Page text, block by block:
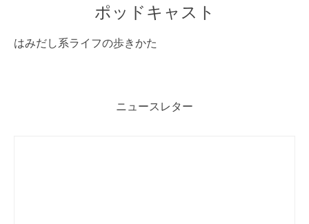
ポッドキャスト
はみだし系ライフの歩きかた
ニュースレター